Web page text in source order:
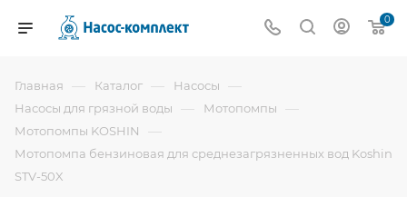
0
Главная — Каталог — Насосы —
Насосы для грязной воды — Мотопомпы —
Мотопомпы KOSHIN —
Мотопомпа бензиновая для среднезагрязненных вод Koshin
STV-50X